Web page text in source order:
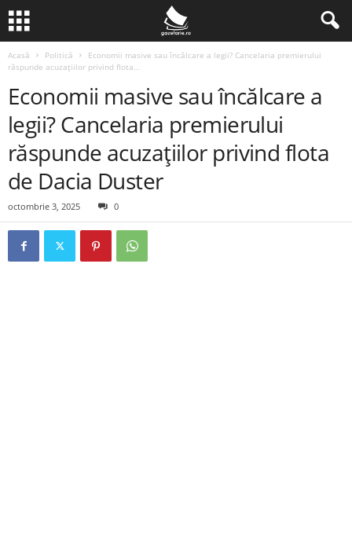
Acasă Politică
Economii masive sau încălcare a legii? Cancelaria premierului
răspunde acuzațiilor privind flota...
Economii masive sau încălcare a
legii? Cancelaria premierului
răspunde acuzațiilor privind flota
de Dacia Duster
octombrie 3, 2025 0